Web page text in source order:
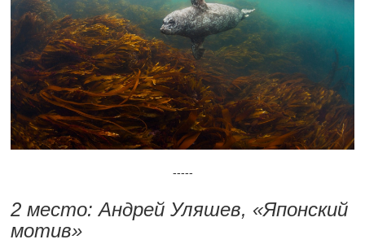
-----
2 место: Андрей Уляшев, «Японский
мотив»